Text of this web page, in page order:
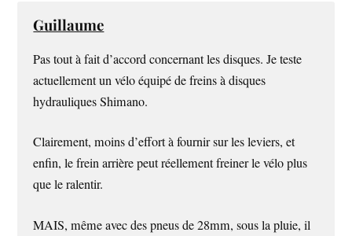
Guillaume
Pas tout à fait d’accord concernant les disques. Je teste
actuellement un vélo équipé de freins à disques
hydrauliques Shimano.
Clairement, moins d’effort à fournir sur les leviers, et
enfin, le frein arrière peut réellement freiner le vélo plus
que le ralentir.
MAIS, même avec des pneus de 28mm, sous la pluie, il